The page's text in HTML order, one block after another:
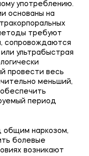
употреблению.
основаны на
требуют
сопровождаются
ультрабыстрая
провести весь
меньший,
период
общим наркозом,
болевые
возникают